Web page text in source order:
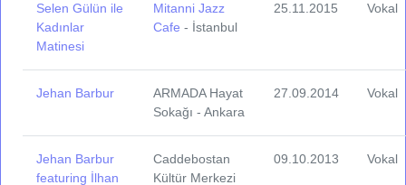
Selen Gülün ile
Kadınlar
Matinesi
Mitanni Jazz
Cafe - İstanbul
25.11.2015 Vokal
Jehan Barbur
ARMADA Hayat
Sokağı - Ankara
27.09.2014 Vokal
Jehan Barbur
featuring İlhan
Caddebostan
Kültür Merkezi
09.10.2013 Vokal